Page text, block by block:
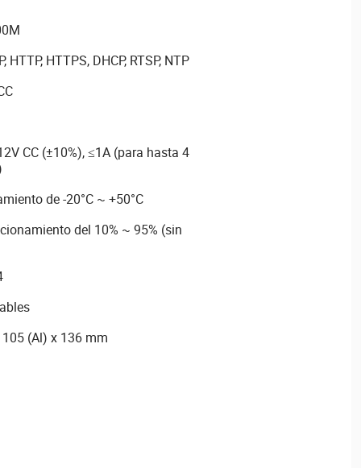
HTTPS, DHCP, RTSP, NTP
CC (±10%), ≤1A (para hasta 4
de -20°C ~ +50°C
del 10% ~ 95% (sin
(Al) x 136 mm